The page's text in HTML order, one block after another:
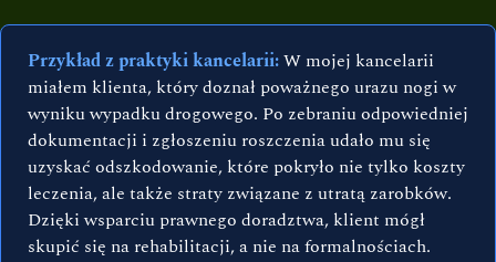
Przykład z praktyki kancelarii:W mojej kancelarii
miałem klienta, który doznał poważnego urazu nogi w
wyniku wypadku drogowego. Po zebraniu odpowiedniej
dokumentacji i zgłoszeniu roszczenia udało mu się
uzyskać odszkodowanie, które pokryło nie tylko koszty
leczenia, ale także straty związane z utratą zarobków.
Dzięki wsparciu prawnego doradztwa, klient mógł
skupić się na rehabilitacji, a nie na formalnościach.